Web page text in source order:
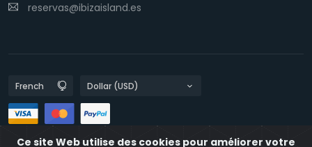
reservas@ibizaisland.es
Ce site Web utilise des cookies pour améliorer votre